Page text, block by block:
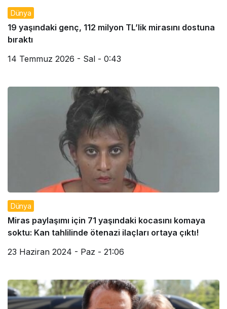
Dünya
19 yaşındaki genç, 112 milyon TL’lik mirasını dostuna
bıraktı
14 Temmuz 2026 - Sal - 0:43
Dünya
Miras paylaşımı için 71 yaşındaki kocasını komaya
soktu: Kan tahlilinde ötenazi ilaçları ortaya çıktı!
23 Haziran 2024 - Paz - 21:06